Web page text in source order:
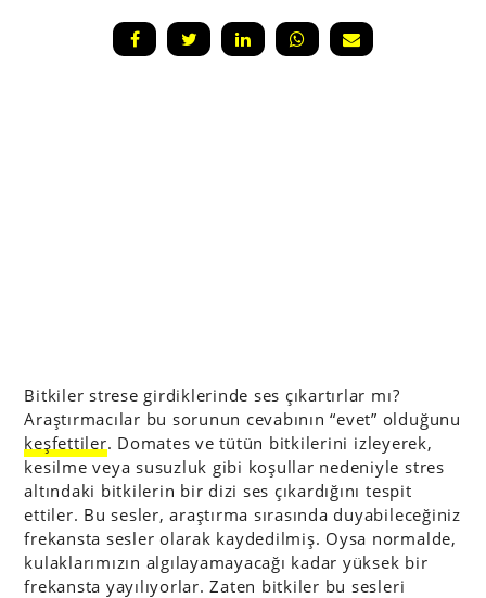
Bitkiler strese girdiklerinde ses çıkartırlar mı?
Araştırmacılar bu sorunun cevabının “evet” olduğunu
keşfettiler. Domates ve tütün bitkilerini izleyerek,
kesilme veya susuzluk gibi koşullar nedeniyle stres
altındaki bitkilerin bir dizi ses çıkardığını tespit
ettiler. Bu sesler, araştırma sırasında duyabileceğiniz
frekansta sesler olarak kaydedilmiş. Oysa normalde,
kulaklarımızın algılayamayacağı kadar yüksek bir
frekansta yayılıyorlar. Zaten bitkiler bu sesleri